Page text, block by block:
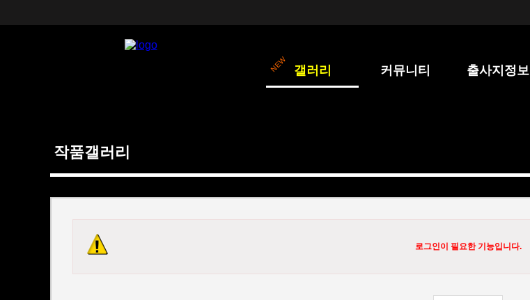
갤러리 커뮤니티 출사지정보
작품갤러리
로그인이 필요한 기능입니다.